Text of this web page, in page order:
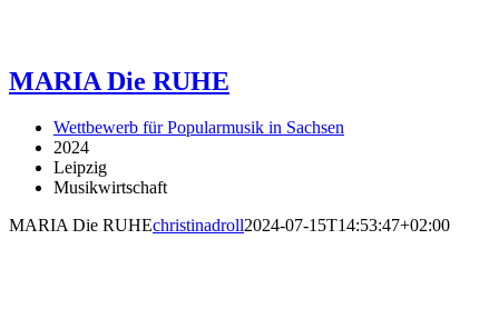
MARIA Die RUHE
Wettbewerb für Popularmusik in Sachsen
2024
Leipzig
Musikwirtschaft
MARIA Die RUHEchristinadroll2024-07-15T14:53:47+02:00